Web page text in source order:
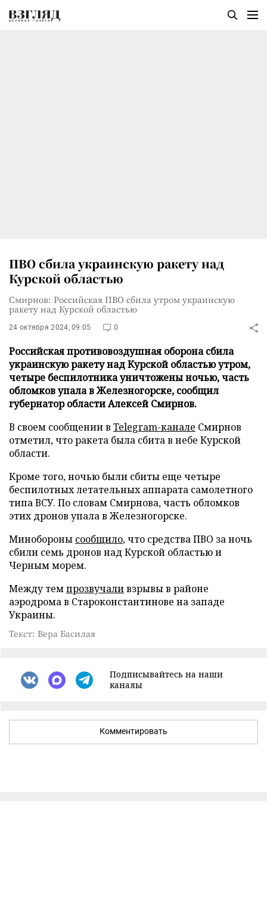
ПВО сбила украинскую ракету над
Курской областью
Смирнов: Российская ПВО сбила утром украинскую
ракету над Курской областью
24 октября 2024, 09:05 0
Российская противовоздушная оборона сбила
украинскую ракету над Курской областью утром,
четыре беспилотника уничтожены ночью, часть
обломков упала в Железногорске, сообщил
губернатор области Алексей Смирнов.
В своем сообщении в Telegram-канале Смирнов
отметил, что ракета была сбита в небе Курской
области.
Кроме того, ночью были сбиты еще четыре
беспилотных летательных аппарата самолетного
типа ВСУ. По словам Смирнова, часть обломков
этих дронов упала в Железногорске.
Минобороны сообщило, что средства ПВО за ночь
сбили семь дронов над Курской областью и
Черным морем.
Между темпрозвучаливзрывы в районе
аэродрома в Староконстантинове на западе
Украины.
Текст: Вера Басилая
Подписывайтесь на наши
каналы
Комментировать